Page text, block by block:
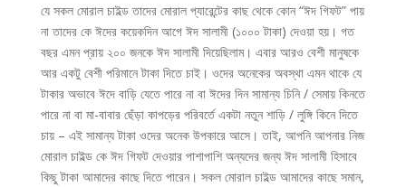
যে সকল মোরাল চাইল্ড তাদের মোরাল প্যারেন্টের কাছ থেকে কোন “ঈদ গিফট” পায়
না তাদের কে ঈদের কয়েকদিন আগে ঈদ সালামী (১০০০ টাকা) দেওয়া হয়। গত
বছর এমন প্রায় ২০০ জনকে ঈদ সালামী দিয়েছিলাম। এবার আরও বেশী মানুষকে
আর একটু বেশী পরিমানে টাকা দিতে চাই। ওদের অনেকের অবস্থা এমন থাকে যে
টাকার অভাবে ঈদে বাড়ি যেতে পারে না বা ঈদের দিন সামান্য চিনি / সেমায় কিনতে
পারে না বা মা-বাবার ছেঁড়া কাপড়ের পরিবর্তে একটা নতুন শাড়ি / লুঙ্গি কিনে দিতে
চায় – এই সামান্য টাকা ওদের অনেক উপকারে আসে। তাই, আপনি আপনার নিজ
মোরাল চাইল্ড কে ঈদ গিফট দেওয়ার পাশাপাশি অন্যদের জন্য ঈদ সালামী হিসাবে
কিছু টাকা আমাদের কাছে দিতে পারেন। সকল মোরাল চাইল্ড আমাদের কাছে সমান,